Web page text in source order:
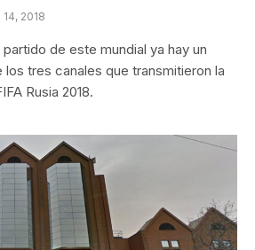
2018
de este mundial ya hay un
tres canales que transmitieron la
Rusia 2018.